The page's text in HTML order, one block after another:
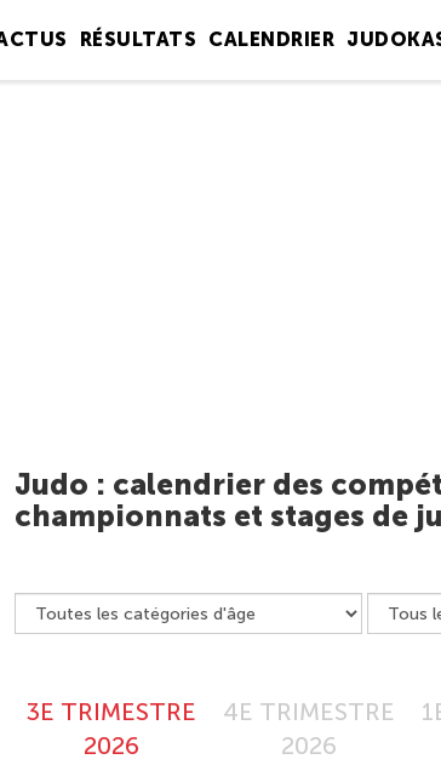
RÉSULTATS CALENDRIER
Judo : calendrier des
championnats et stages de
3E TRIMESTRE
2026
4E TRIMESTRE
2026